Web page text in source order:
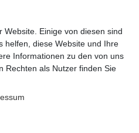
Einige von diesen sind
helfen, diese Website und Ihre
Informationen zu den von uns
Rechten als Nutzer finden Sie